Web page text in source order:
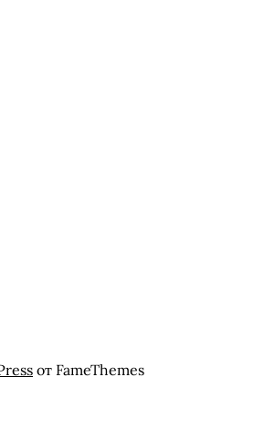
от FameThemes